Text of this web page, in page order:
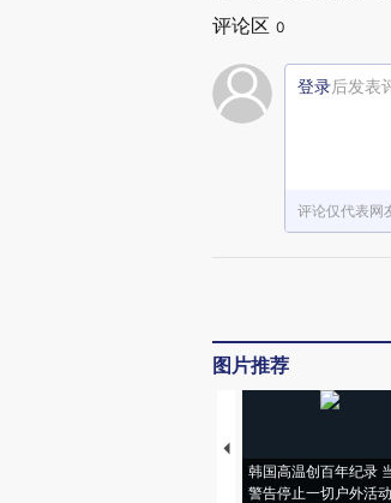
评论区 0
登录后发表
评论仅代表网
图片推荐
韩国高温创百年纪录
警告停止一切户外活动